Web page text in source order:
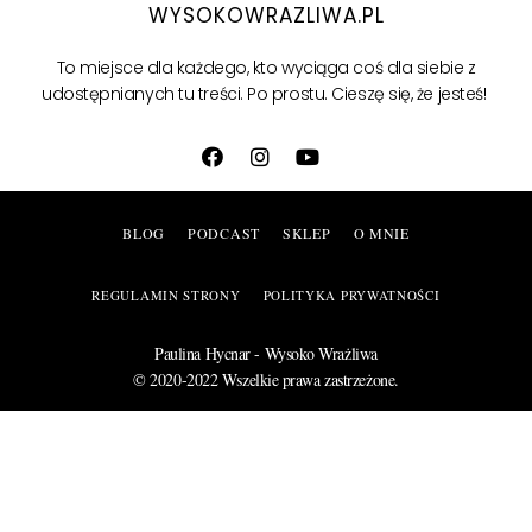
WYSOKOWRAZLIWA.PL
To miejsce dla każdego, kto wyciąga coś dla siebie z
udostępnianych tu treści. Po prostu. Cieszę się, że jesteś!
BLOG PODCAST SKLEP O MNIE
REGULAMIN STRONY POLITYKA PRYWATNOŚCI
Paulina Hycnar - Wysoko Wrażliwa
© 2020-2022 Wszelkie prawa zastrzeżone.